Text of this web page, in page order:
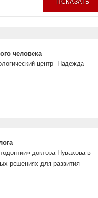
человека
центр” Надежда
доктора Нувахова в
решениях для развития